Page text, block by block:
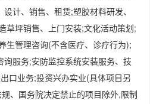
计、销售、租赁;塑胶材料研发、
草坪销售、上门安装;文化活动策划;
生管理咨询(不含医疗、诊疗行为);
服务;安防监控系统安装服务、技
口业务;投资兴办实业(具体项目另
、国务院决定禁止的项目除外,限制